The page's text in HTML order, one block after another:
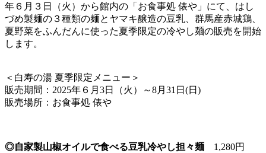
年６月３日（火）から館内の「お食事処 俵や」にて、はし
づめ製麺の３種類の麺とヤマキ醸造の豆乳、群馬産赤城鶏、
夏野菜をふんだんに使った夏季限定の冷やし麺の販売を開始
します。
＜白寿の湯 夏季限定メニュー＞
販売期間：2025年６月3日（火）～8月31日(日)
販売場所：お食事処 俵や
◎自家製山椒オイルで食べる豆乳冷やし担々麺 1,280円